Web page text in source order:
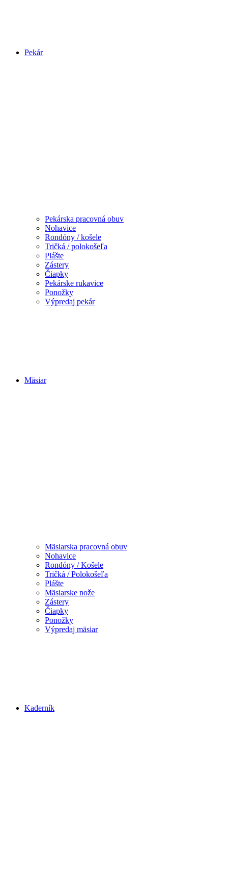
Pekár
Pekárska pracovná obuv
Nohavice
Rondóny / košele
Tričká / polokošeľa
Plášte
Zástery
Čiapky
Pekárske rukavice
Ponožky
Výpredaj pekár
Mäsiar
Mäsiarska pracovná obuv
Nohavice
Rondóny / Košele
Tričká / Polokošeľa
Plášte
Mäsiarske nože
Zástery
Čiapky
Ponožky
Výpredaj mäsiar
Kaderník